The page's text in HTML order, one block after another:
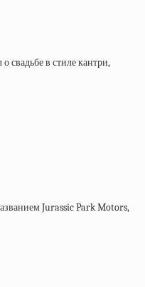
свадьбе в стиле кантри,
Jurassic Park Motors,